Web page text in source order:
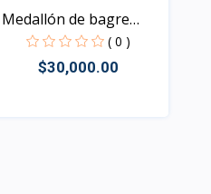
Medallón de bagre
sudad...
( 0 )
$30,000.00